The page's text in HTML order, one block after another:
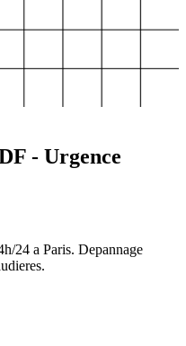
- Urgence
24 a Paris. Depannage